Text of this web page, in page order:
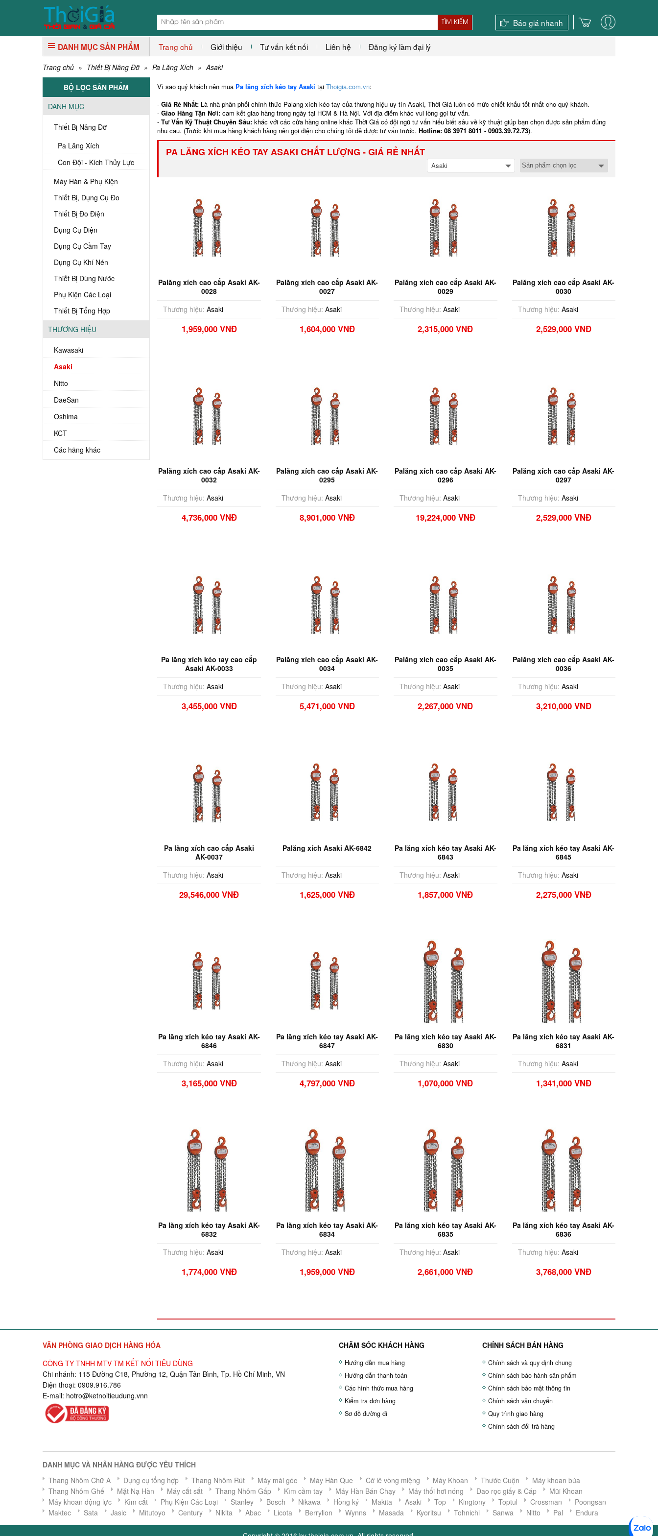
TÌM KIẾM Báo giá nhanh
DANH MỤC SẢN PHẨM Trang chủ Giới thiệu Tư vấn kết nối Liên hệ Đăng ký làm đại lý
Trang chủ » Thiết Bị Nâng Đỡ » Pa Lăng Xích » Asaki
Vì sao quý khách nên mua Pa lăng xích kéo tay Asaki tạiThoigia.com.vn:
-Giá Rẻ Nhất: Là nhà phân phối chính thức Palang xích kéo tay của thương hiệu uy tín Asaki,Thời Giá luôn có mức chiết khấu tốt nhất cho quý khách.
-Giao Hàng Tận Nơi:cam kết giao hàng trong ngày tại HCM & Hà Nội. Với địa điểm khác vui lòng gọi tư vấn.
-Tư Vấn Kỹ Thuật Chuyên Sâu:khác với các cửa hàng online khác Thời Giá có đội ngũ tư vấn hiểu biết sâu về kỹ thuật giúp bạn chọn được sản phẩm đúng
nhu cầu. (Trước khi mua hàng khách hàng nên gọi điện cho chúng tôi đễ được tư vấn trước.Hotline: 08 3971 8011 - 0903.39.72.73).
PA LĂNG XÍCH KÉO TAY ASAKI CHẤT LƯỢNG - GIÁ RẺ NHẤT
Asaki
Palăng xích cao cấp Asaki AK-
0028
Thương hiệu: Asaki
1,959,000 VNĐ
Palăng xích cao cấp Asaki AK-
0027
Thương hiệu: Asaki
1,604,000 VNĐ
Palăng xích cao cấp Asaki AK-
0029
Thương hiệu: Asaki
2,315,000 VNĐ
Palăng xích cao cấp Asaki AK-
0030
Thương hiệu: Asaki
2,529,000 VNĐ
Palăng xích cao cấp Asaki AK-
0032
Thương hiệu: Asaki
4,736,000 VNĐ
Palăng xích cao cấp Asaki AK-
0295
Thương hiệu: Asaki
8,901,000 VNĐ
Palăng xích cao cấp Asaki AK-
0296
Thương hiệu: Asaki
19,224,000 VNĐ
Palăng xích cao cấp Asaki AK-
0297
Thương hiệu: Asaki
2,529,000 VNĐ
Pa lăng xích kéo tay cao cấp
Asaki AK-0033
Thương hiệu: Asaki
3,455,000 VNĐ
Palăng xích cao cấp Asaki AK-
0034
Thương hiệu: Asaki
5,471,000 VNĐ
Palăng xích cao cấp Asaki AK-
0035
Thương hiệu: Asaki
2,267,000 VNĐ
Palăng xích cao cấp Asaki AK-
0036
Thương hiệu: Asaki
3,210,000 VNĐ
Pa lăng xích cao cấp Asaki
AK-0037
Thương hiệu: Asaki
29,546,000 VNĐ
Palăng xích Asaki AK-6842
Thương hiệu: Asaki
1,625,000 VNĐ
Pa lăng xích kéo tay Asaki AK-
6843
Thương hiệu: Asaki
1,857,000 VNĐ
Pa lăng xích kéo tay Asaki AK-
6845
Thương hiệu: Asaki
2,275,000 VNĐ
Pa lăng xích kéo tay Asaki AK-
6846
Thương hiệu: Asaki
3,165,000 VNĐ
Pa lăng xích kéo tay Asaki AK-
6847
Thương hiệu: Asaki
4,797,000 VNĐ
Pa lăng xích kéo tay Asaki AK-
6830
Thương hiệu: Asaki
1,070,000 VNĐ
Pa lăng xích kéo tay Asaki AK-
6831
Thương hiệu: Asaki
1,341,000 VNĐ
Pa lăng xích kéo tay Asaki AK-
6832
Thương hiệu: Asaki
1,774,000 VNĐ
Pa lăng xích kéo tay Asaki AK-
6834
Thương hiệu: Asaki
1,959,000 VNĐ
Pa lăng xích kéo tay Asaki AK-
6835
Thương hiệu: Asaki
2,661,000 VNĐ
Pa lăng xích kéo tay Asaki AK-
6836
Thương hiệu: Asaki
3,768,000 VNĐ
BỘ LỌC SẢN PHẨM
DANH MỤC
Thiết Bị Nâng Đỡ
Pa Lăng Xích
Con Đội - Kích Thủy Lực
Máy Hàn & Phụ Kiện
Thiết Bị, Dụng Cụ Đo
Thiết Bị Đo Điện
Dụng Cụ Điện
Dụng Cụ Cầm Tay
Dụng Cụ Khí Nén
Thiết Bị Dùng Nước
Phụ Kiện Các Loại
Thiết Bị Tổng Hợp
THƯƠNG HIỆU
Kawasaki
Asaki
Nitto
DaeSan
Oshima
KCT
Các hãng khác
VĂN PHÒNG GIAO DỊCH HÀNG HÓA
CÔNG TY TNHH MTV TM KẾT NỐI TIÊU DÙNG
Chi nhánh: 115 Đường C18, Phường 12, Quận Tân Bình, Tp. Hồ Chí Minh, VN
Điện thoại: 0909.916.786
E-mail: hotro@ketnoitieudung.vnn
CHĂM SÓC KHÁCH HÀNG
Hướng dẫn mua hàng
Hướng dẫn thanh toán
Các hình thức mua hàng
Kiểm tra đơn hàng
Sơ đồ đường đi
CHÍNH SÁCH BÁN HÀNG
Chính sách và quy định chung
Chính sách bảo hành sản phẩm
Chính sách bảo mật thông tin
Chính sách vận chuyển
Quy trình giao hàng
Chính sách đổi trả hàng
DANH MỤC VÀ NHÃN HÀNG ĐƯỢC YÊU THÍCH
Thang Nhôm Chữ A
Dụng cụ tổng hợp Thang Nhôm Rút Máy mài góc Máy Hàn Que Cờ lê vòng miệng Máy Khoan Thước Cuộn
Máy khoan búa
Thang Nhôm Ghế
Mặt Nạ Hàn Máy cắt sắt Thang Nhôm Gấp Kìm cầm tay Máy Hàn Bán Chạy Máy thổi hơi nóng Dao rọc giấy & Cáp
Mũi Khoan
Máy khoan động lực
Kìm cắt Phụ Kiện Các Loại Stanley Bosch Nikawa Hồng ký Makita Asaki Top Kingtony Toptul Crossman
Poongsan
Maktec
Sata Jasic Mitutoyo Century Nikita Abac Licota Berrylion Wynns Masada Kyoritsu Tohnichi Sanwa Nitto Pal Endura